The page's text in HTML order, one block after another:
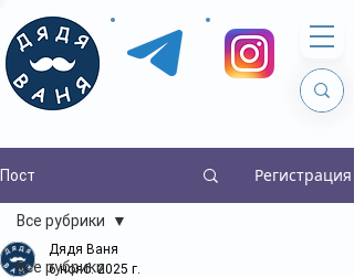
Пост Регистрация
Все рубрики
Все рубрики
Дядя Ваня
6 нояб. 2025 г.